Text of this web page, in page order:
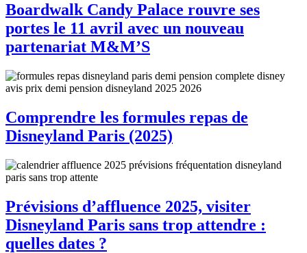
Boardwalk Candy Palace rouvre ses
portes le 11 avril avec un nouveau
partenariat M&M’S
Comprendre les formules repas de
Disneyland Paris (2025)
Prévisions d’affluence 2025, visiter
Disneyland Paris sans trop attendre :
quelles dates ?